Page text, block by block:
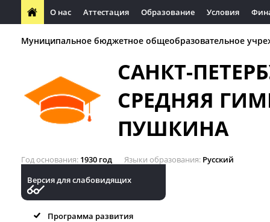
О нас Аттестация Образование Условия
Муниципальное бюджетное общеобразовательное
САНКТ-
СРЕДНЯЯ
ПУШКИНА
Год основания 1930 год Языки образования Русский
Версия для слабовидящих
Программа развития